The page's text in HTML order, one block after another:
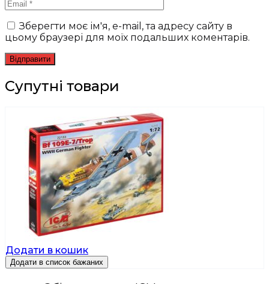
Зберегти моє ім'я, e-mail, та адресу сайту в
цьому браузері для моїх подальших коментарів.
Супутні товари
Додати в кошик
Додати в список бажаних